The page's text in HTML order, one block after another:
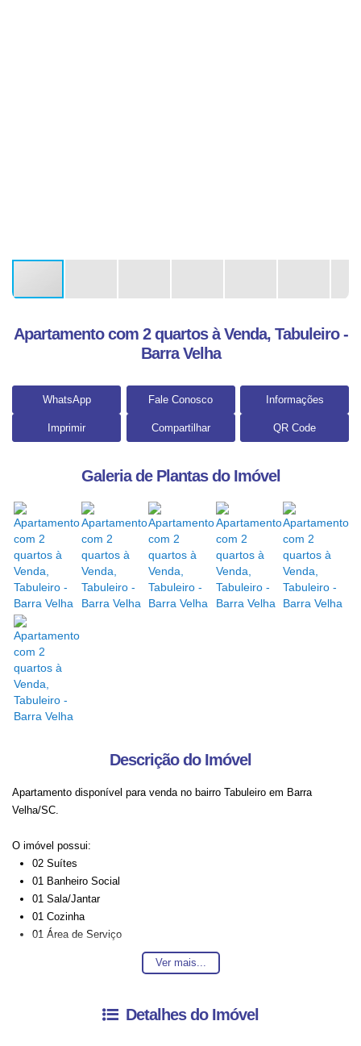
Apartamento com 2 quartos à Venda, Tabuleiro -
Barra Velha
WhatsApp Fale Conosco Informações
Imprimir Compartilhar QR Code
Galeria de Plantas do Imóvel
Descrição do Imóvel
Apartamento disponível para venda no bairro Tabuleiro em Barra
Velha/SC.
O imóvel possui:
02 Suítes
01 Banheiro Social
01 Sala/Jantar
01 Cozinha
01 Área de Serviço
Ver mais...
Detalhes do Imóvel